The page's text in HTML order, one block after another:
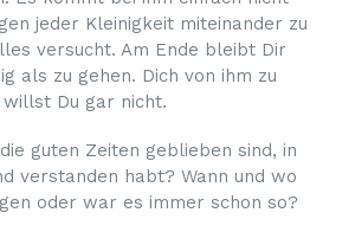
jeder Kleinigkeit miteinander zu
versucht. Am Ende bleibt Dir
als zu gehen. Dich von ihm zu
Du gar nicht.
guten Zeiten geblieben sind, in
verstanden habt? Wann und wo
oder war es immer schon so?